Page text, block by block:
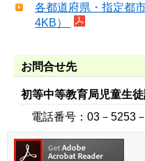
各都道府県・指定都
4KB）
お問合せ先
初等中等教育局児童生
電話番号：03－5253